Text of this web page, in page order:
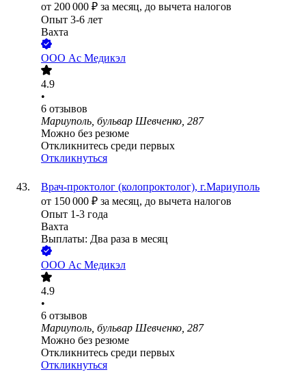
от 200 000 ₽ за месяц, до вычета налогов
Опыт 3-6 лет
Вахта
ООО Ас Медикэл
4.9
•
6 отзывов
Мариуполь, бульвар Шевченко, 287
Можно без резюме
Откликнитесь среди первых
Откликнуться
Врач-проктолог (колопроктолог), г.Мариуполь
от 150 000 ₽ за месяц, до вычета налогов
Опыт 1-3 года
Вахта
Выплаты: Два раза в месяц
ООО Ас Медикэл
4.9
•
6 отзывов
Мариуполь, бульвар Шевченко, 287
Можно без резюме
Откликнитесь среди первых
Откликнуться